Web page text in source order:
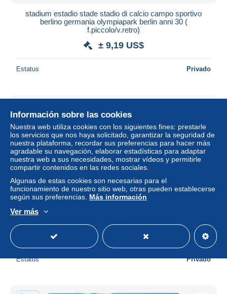
stadium estadio stade stadio di calcio campo sportivo
berlino germania olympiapark berlin anni 30 (
f.piccolo/v.retro)
± 9,19 US$
Estatus Privado
stadio stade stadium estadio football calcio olimpiastadion
± 10,34 US$
Estatus Privado
Información sobre las cookies
Nuestra web utiliza cookies con los siguientes fines: prestarle
los servicios que nos haya solicitado, garantizar la seguridad de
nuestra plataforma, recordar sus preferencias para hacer más
agradable su navegación, elaborar estadísticas para adaptar
nuestra web a sus necesidades, mostrar vídeos y permitirle
compartir contenidos en las redes sociales.
Algunas de estas cookies son necesarias para el
funcionamiento de nuestro sitio web, otras pueden establecerse
según sus preferencias. Más información
Ver más